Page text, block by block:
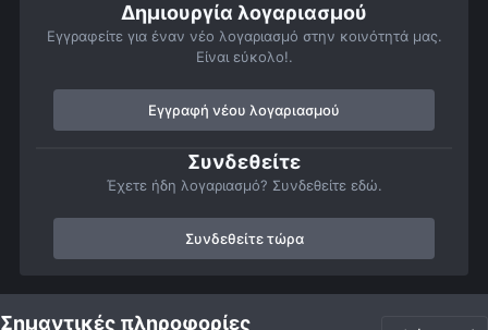
Δημιουργία λογαριασμού
Εγγραφείτε για έναν νέο λογαριασμό στην κοινότητά μας.
Είναι εύκολο!.
Εγγραφή νέου λογαριασμού
Συνδεθείτε
Έχετε ήδη λογαριασμό? Συνδεθείτε εδώ.
Συνδεθείτε τώρα
Αρχή Αστροφωτογραφίες Διάφορες αστρονομικές φωτογραφίες
Σημαντικές πληροφορίες